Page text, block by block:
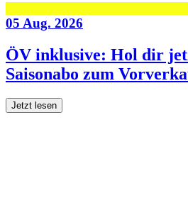
05 Aug. 2026
ÖV inklusive: Hol dir
Saisonabo zum
Jetzt lesen